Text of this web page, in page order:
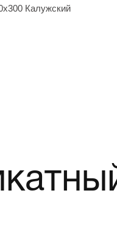
Калужский